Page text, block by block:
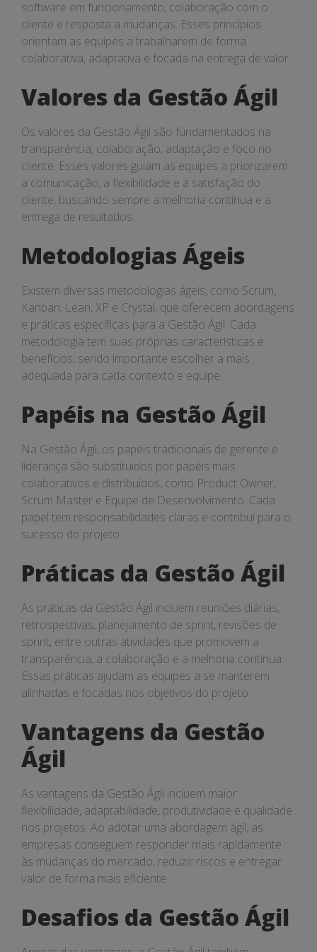
software em funcionamento, colaboração com o
cliente e resposta a mudanças. Esses princípios
orientam as equipes a trabalharem de forma
colaborativa, adaptativa e focada na entrega de valor.
Valores da Gestão Ágil
Os valores da Gestão Ágil são fundamentados na
transparência, colaboração, adaptação e foco no
cliente. Esses valores guiam as equipes a priorizarem
a comunicação, a flexibilidade e a satisfação do
cliente, buscando sempre a melhoria contínua e a
entrega de resultados.
Metodologias Ágeis
Existem diversas metodologias ágeis, como Scrum,
Kanban, Lean, XP e Crystal, que oferecem abordagens
e práticas específicas para a Gestão Ágil. Cada
metodologia tem suas próprias características e
benefícios, sendo importante escolher a mais
adequada para cada contexto e equipe.
Papéis na Gestão Ágil
Na Gestão Ágil, os papéis tradicionais de gerente e
liderança são substituídos por papéis mais
colaborativos e distribuídos, como Product Owner,
Scrum Master e Equipe de Desenvolvimento. Cada
papel tem responsabilidades claras e contribui para o
sucesso do projeto.
Práticas da Gestão Ágil
As práticas da Gestão Ágil incluem reuniões diárias,
retrospectivas, planejamento de sprint, revisões de
sprint, entre outras atividades que promovem a
transparência, a colaboração e a melhoria contínua.
Essas práticas ajudam as equipes a se manterem
alinhadas e focadas nos objetivos do projeto.
Vantagens da Gestão
Ágil
As vantagens da Gestão Ágil incluem maior
flexibilidade, adaptabilidade, produtividade e qualidade
nos projetos. Ao adotar uma abordagem ágil, as
empresas conseguem responder mais rapidamente
às mudanças do mercado, reduzir riscos e entregar
valor de forma mais eficiente.
Desafios da Gestão Ágil